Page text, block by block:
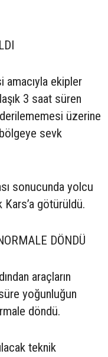
amacıyla ekipler
3 saat süren
üzerine
sevk
sonucunda yolcu
götürüldü.
DÖNDÜ
araçların
yoğunluğun
döndü.
teknik